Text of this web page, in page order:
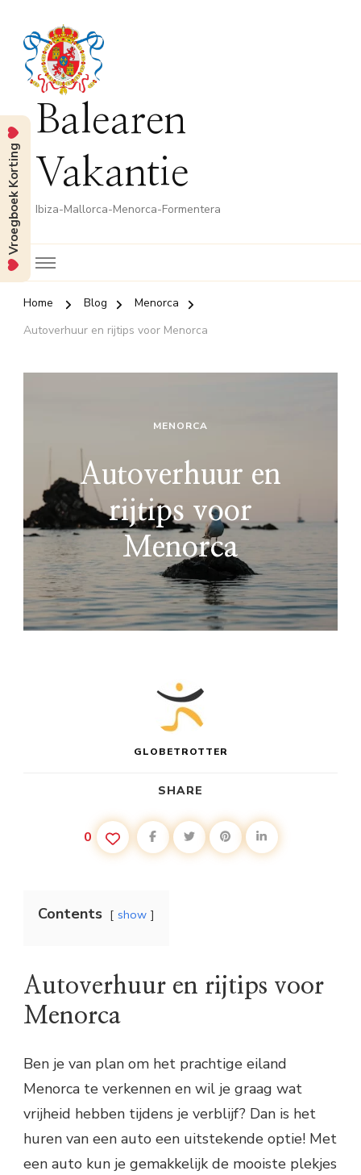
Balearen
Vakantie
Ibiza-Mallorca-Menorca-Formentera
Home Blog
Menorca
Autoverhuur en rijtips voor Menorca
MENORCA
Autoverhuur en
rijtips voor
Menorca
GLOBETROTTER
SHARE
0
Contents show
Autoverhuur en rijtips voor
Menorca
Ben je van plan om het prachtige eiland
Menorca te verkennen en wil je graag wat
vrijheid hebben tijdens je verblijf? Dan is het
huren van een auto een uitstekende optie! Met
een auto kun je gemakkelijk de mooiste plekjes
Vroegboek Korting